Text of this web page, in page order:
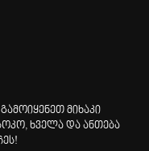
მიხაკი
ხველა და ანთება